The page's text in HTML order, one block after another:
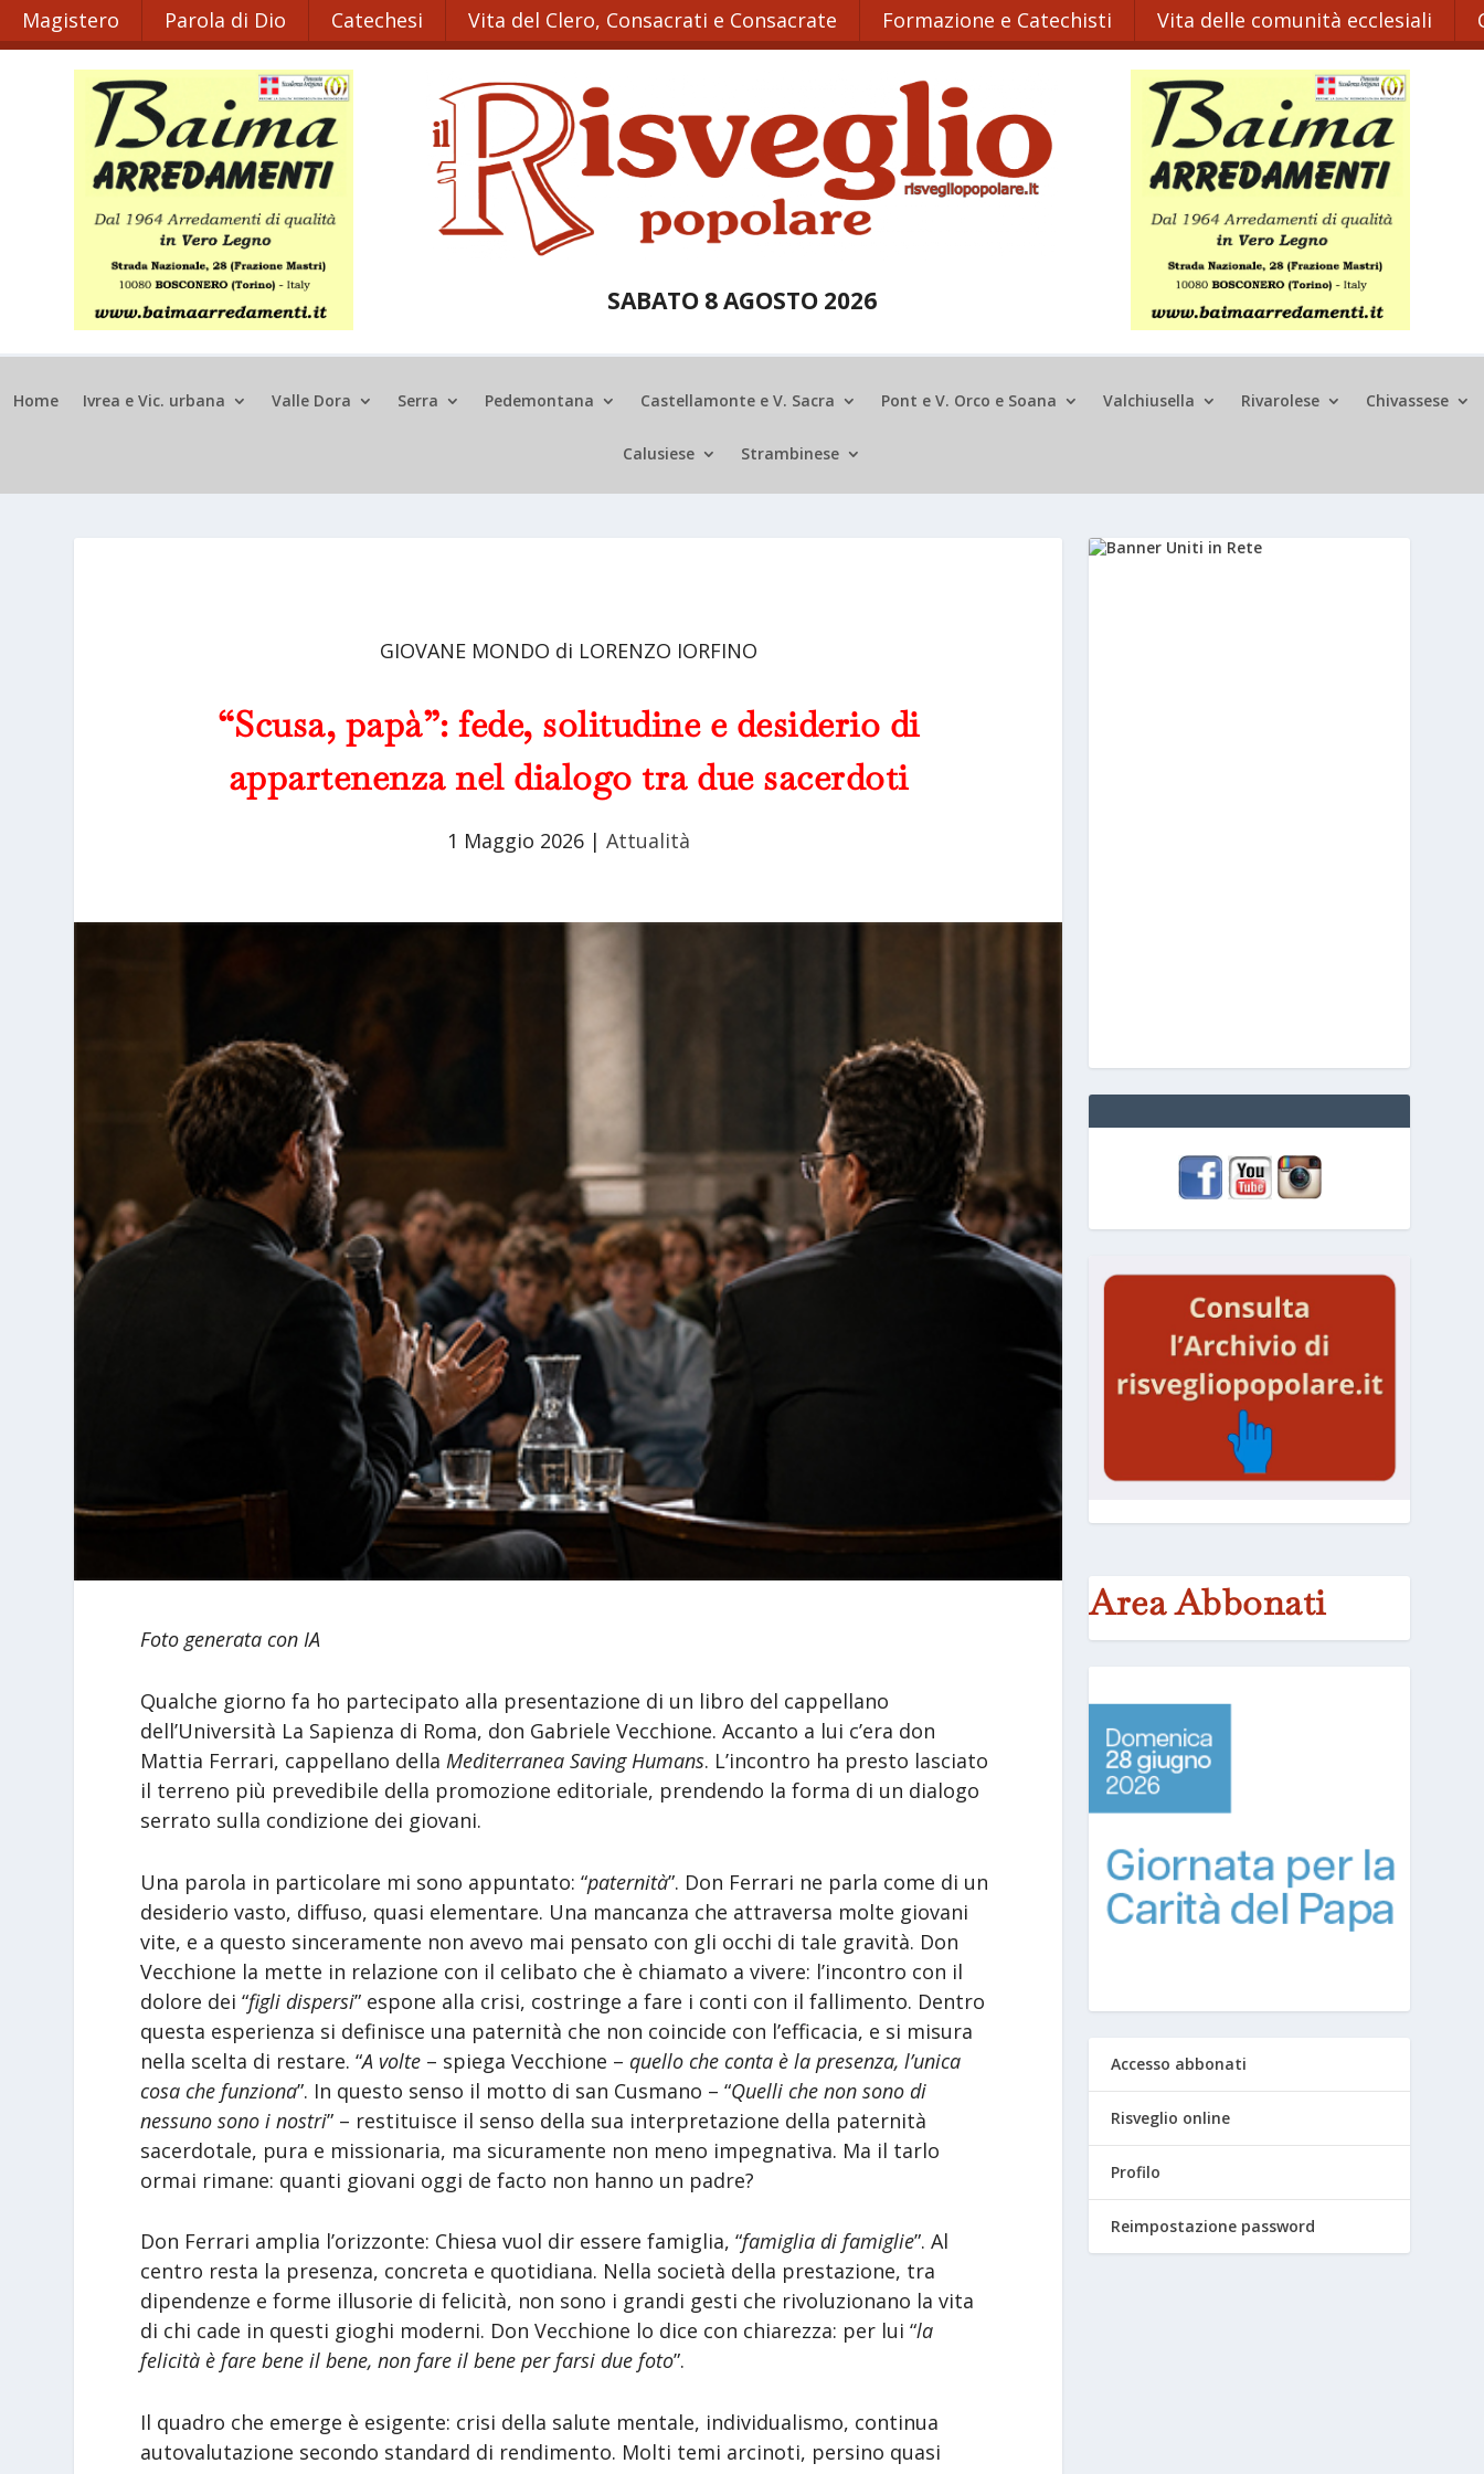
Magistero Parola di Dio Catechesi Vita del Clero, Consacrati e Consacrate Formazione e Catechisti Vita delle comunità ecclesiali
SABATO 8 AGOSTO 2026
Home Ivrea e Vic. urbana Valle Dora Serra Pedemontana Castellamonte e V. Sacra Pont e V. Orco e Soana Valchiusella Rivarolese Chivassese
Calusiese Strambinese
GIOVANE MONDO di LORENZO IORFINO
“Scusa, papà”: fede, solitudine e desiderio di
appartenenza nel dialogo tra due sacerdoti
1 Maggio 2026| Attualità
Foto generata con IA
Qualche giorno fa ho partecipato alla presentazione di un libro del cappellano
dell’Università La Sapienza di Roma, don Gabriele Vecchione. Accanto a lui c’era don
Mattia Ferrari, cappellano dellaMediterranea Saving Humans. L’incontro ha presto lasciato
il terreno più prevedibile della promozione editoriale, prendendo la forma di un dialogo
serrato sulla condizione dei giovani.
Una parola in particolare mi sono appuntato: “paternità”. Don Ferrari ne parla come di un
desiderio vasto, diffuso, quasi elementare. Una mancanza che attraversa molte giovani
vite, e a questo sinceramente non avevo mai pensato con gli occhi di tale gravità. Don
Vecchione la mette in relazione con il celibato che è chiamato a vivere: l’incontro con il
dolore dei “figli dispersi” espone alla crisi, costringe a fare i conti con il fallimento. Dentro
questa esperienza si definisce una paternità che non coincide con l’efficacia, e si misura
nella scelta di restare. “A volte – spiega Vecchione – quello che conta è la presenza, l’unica
cosa che funziona”. In questo senso il motto di san Cusmano – “Quelli che non sono di
nessuno sono i nostri” – restituisce il senso della sua interpretazione della paternità
sacerdotale, pura e missionaria, ma sicuramente non meno impegnativa. Ma il tarlo
ormai rimane: quanti giovani oggi de facto non hanno un padre?
Don Ferrari amplia l’orizzonte: Chiesa vuol dir essere famiglia, “famiglia di famiglie”. Al
centro resta la presenza, concreta e quotidiana. Nella società della prestazione, tra
dipendenze e forme illusorie di felicità, non sono i grandi gesti che rivoluzionano la vita
di chi cade in questi gioghi moderni. Don Vecchione lo dice con chiarezza: per lui “la
felicità è fare bene il bene, non fare il bene per farsi due foto”.
Il quadro che emerge è esigente: crisi della salute mentale, individualismo, continua
autovalutazione secondo standard di rendimento. Molti temi arcinoti, persino quasi
Area Abbonati
Accesso abbonati
Risveglio online
Profilo
Reimpostazione password